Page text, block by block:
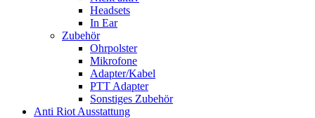
Headsets
In Ear
Zubehör
Ohrpolster
Mikrofone
Adapter/Kabel
PTT Adapter
Sonstiges Zubehör
Anti Riot Ausstattung